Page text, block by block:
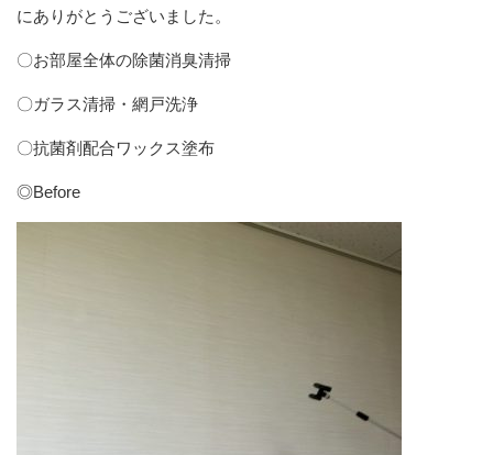
にありがとうございました。
〇お部屋全体の除菌消臭清掃
〇ガラス清掃・網戸洗浄
〇抗菌剤配合ワックス塗布
◎Before